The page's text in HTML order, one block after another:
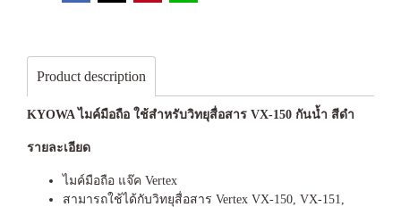
Product description
KYOWA ไมค์มือถือ ใช้สำหรับวิทยุสื่อสาร VX-150 กันน้ำ สีดำ
รายละเอียด
ไมค์มือถือ แจ๊ค Vertex
สามารถใช้ได้กับวิทยุสื่อสาร Vertex VX-150, VX-151,